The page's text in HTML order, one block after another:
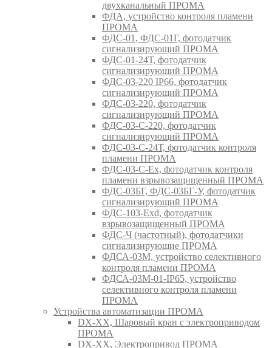
двухканальный ПРОМА
ФДА, устройство контроля пламени
ПРОМА
ФДС-01, ФДС-01Г, фотодатчик
сигнализирующий ПРОМА
ФДС-01-24Т, фотодатчик
сигнализирующий ПРОМА
ФДС-03-220 IP66, фотодатчик
сигнализирующий ПРОМА
ФДС-03-220, фотодатчик
сигнализирующий ПРОМА
ФДС-03-С-220, фотодатчик
сигнализирующий ПРОМА
ФДС-03-С-24Т, фотодатчик контроля
пламени ПРОМА
ФДС-03-С-Ex, фотодатчик контроля
пламени взрывозащищенный ПРОМА
ФДС-03БГ, ФДС-03БГ-У, фотодатчик
сигнализирующий ПРОМА
ФДС-103-Ехd, фотодатчик
взрывозащищенный ПРОМА
ФДС-Ч (частотный), фотодатчики
сигнализирующие ПРОМА
ФДСА-03М, устройство селективного
контроля пламени ПРОМА
ФДСА-03М-01-IP65, устройство
селективного контроля пламени
ПРОМА
Устройства автоматизации ПРОМА
DX-XX, Шаровый кран c электроприводом
ПРОМА
DX-XX, Электропривод ПРОМА